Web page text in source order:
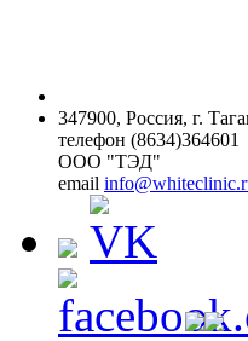
347900, Россия, г.
телефон (8634)364601
ООО "ТЭД"
email